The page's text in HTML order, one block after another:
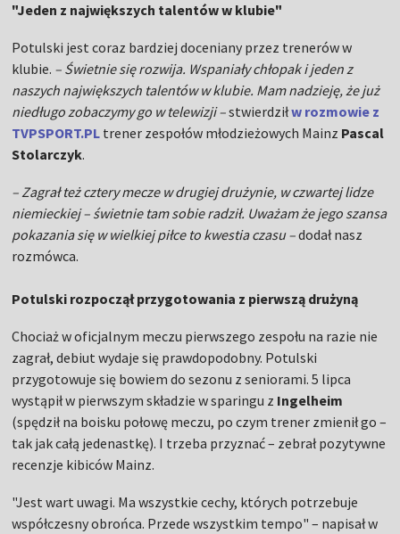
"Jeden z największych talentów w klubie"
Potulski jest coraz bardziej doceniany przez trenerów w
klubie. – Świetnie się rozwija. Wspaniały chłopak i jeden z
naszych największych talentów w klubie. Mam nadzieję, że już
niedługo zobaczymy go w telewizji –stwierdziłw rozmowie z
TVPSPORT.PL trener zespołów młodzieżowych Mainz Pascal
Stolarczyk.
– Zagrał też cztery mecze w drugiej drużynie, w czwartej lidze
niemieckiej – świetnie tam sobie radził. Uważam że jego szansa
pokazania się w wielkiej piłce to kwestia czasu –dodał nasz
rozmówca.
Potulski rozpoczął przygotowania z pierwszą drużyną
Chociaż w oficjalnym meczu pierwszego zespołu na razie nie
zagrał, debiut wydaje się prawdopodobny. Potulski
przygotowuje się bowiem do sezonu z seniorami. 5 lipca
wystąpił w pierwszym składzie w sparingu z Ingelheim
(spędził na boisku połowę meczu, po czym trener zmienił go –
tak jak całą jedenastkę). I trzeba przyznać – zebrał pozytywne
recenzje kibiców Mainz.
"Jest wart uwagi. Ma wszystkie cechy, których potrzebuje
współczesny obrońca. Przede wszystkim tempo" – napisał w